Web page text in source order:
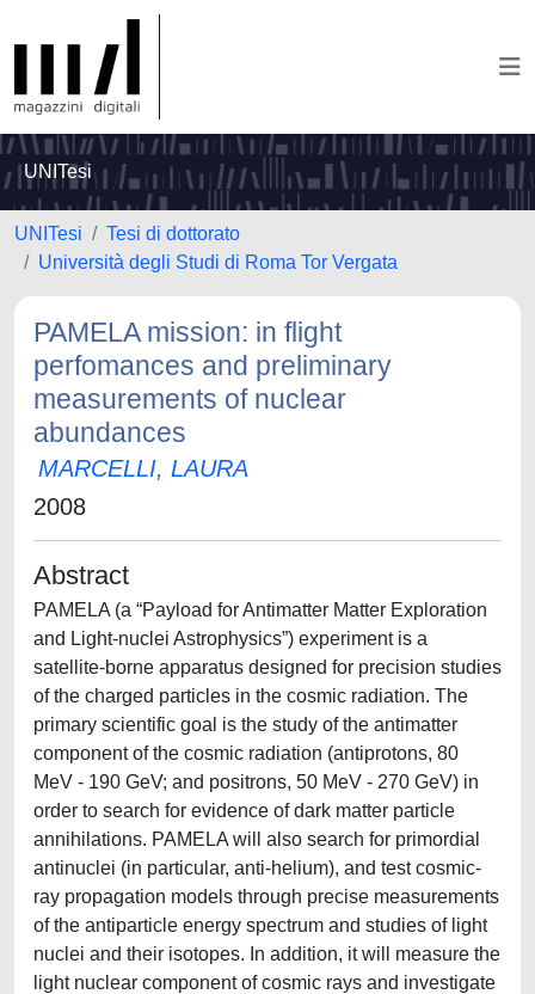
UNITesi
UNITesi
Tesi di dottorato
Università degli Studi di Roma Tor Vergata
PAMELA mission: in flight
perfomances and preliminary
measurements of nuclear
abundances
MARCELLI, LAURA
2008
Abstract
PAMELA (a “Payload for Antimatter Matter Exploration
and Light-nuclei Astrophysics”) experiment is a
satellite-borne apparatus designed for precision studies
of the charged particles in the cosmic radiation. The
primary scientific goal is the study of the antimatter
component of the cosmic radiation (antiprotons, 80
MeV - 190 GeV; and positrons, 50 MeV - 270 GeV) in
order to search for evidence of dark matter particle
annihilations. PAMELA will also search for primordial
antinuclei (in particular, anti-helium), and test cosmic-
ray propagation models through precise measurements
of the antiparticle energy spectrum and studies of light
nuclei and their isotopes. In addition, it will measure the
light nuclear component of cosmic rays and investigate